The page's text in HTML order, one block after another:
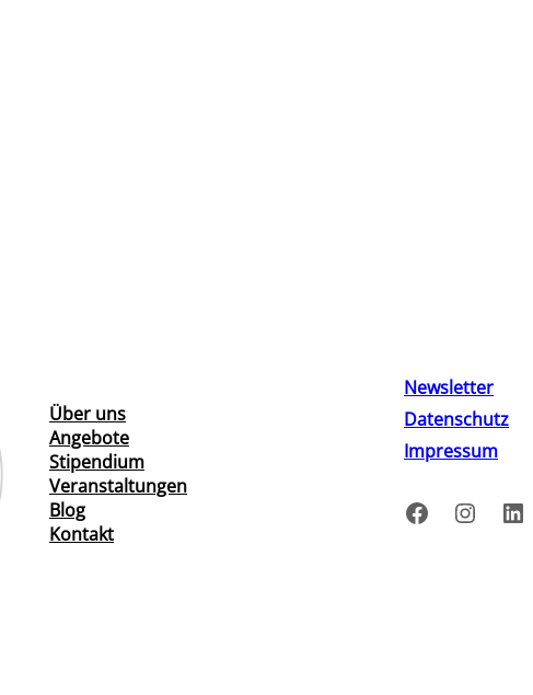
Über uns
Angebote
Stipendium
Veranstaltungen
Blog
Kontakt
Newsletter
Datenschutz
Impressum
Facebook Instagram LinkedIn